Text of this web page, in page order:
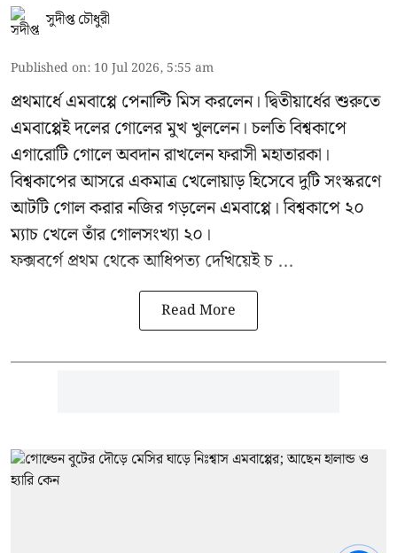
সুদীপ্ত চৌধুরী
Published on: 10 Jul 2026, 5:55 am
প্রথমার্ধে এমবাপ্পে পেনাল্টি মিস করলেন। দ্বিতীয়ার্ধের শুরুতে
এমবাপ্পেই দলের গোলের মুখ খুললেন। চলতি বিশ্বকাপে
এগারোটি গোলে অবদান রাখলেন ফরাসী মহাতারকা।
বিশ্বকাপের আসরে একমাত্র খেলোয়াড় হিসেবে দুটি সংস্করণে
আটটি গোল করারনজির গড়লেন এমবাপ্পে। বিশ্বকাপে ২০
ম্যাচ খেলে তাঁর গোলসংখ্যা ২০।
ফক্সবর্গে প্রথম থেকে আধিপত্য দেখিয়েই চ ...
Read More